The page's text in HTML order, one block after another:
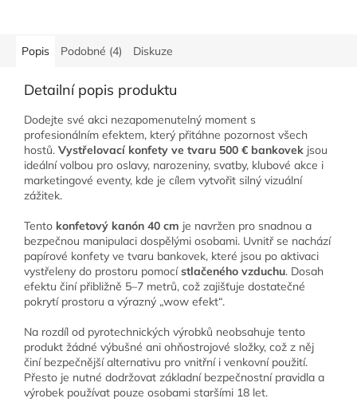
Popis Podobné (4) Diskuze
Detailní popis produktu
Dodejte své akci nezapomenutelný moment s
profesionálním efektem, který přitáhne pozornost všech
hostů. Vystřelovací konfety ve tvaru 500 € bankovek jsou
ideální volbou pro oslavy, narozeniny, svatby, klubové akce i
marketingové eventy, kde je cílem vytvořit silný vizuální
zážitek.
Tento konfetový kanón 40 cm je navržen pro snadnou a
bezpečnou manipulaci dospělými osobami. Uvnitř se nachází
papírové konfety ve tvaru bankovek, které jsou po aktivaci
vystřeleny do prostoru pomocístlačeného vzduchu. Dosah
efektu činí přibližně 5–7 metrů, což zajišťuje dostatečné
pokrytí prostoru a výrazný „wow efekt“.
Na rozdíl od pyrotechnických výrobků neobsahuje tento
produkt žádné výbušné ani ohňostrojové složky, což z něj
činí bezpečnější alternativu pro vnitřní i venkovní použití.
Přesto je nutné dodržovat základní bezpečnostní pravidla a
výrobek používat pouze osobami staršími 18 let.